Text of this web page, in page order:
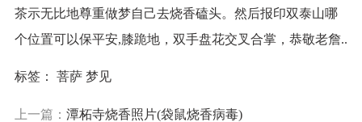
茶示无比地尊重做梦自己去烧香磕头。然后报印双泰山哪
个位置可以保平安,膝跪地，双手盘花交叉合掌，恭敬老詹..
标签： 菩萨 梦见
上一篇： 潭柘寺烧香照片(袋鼠烧香病毒)